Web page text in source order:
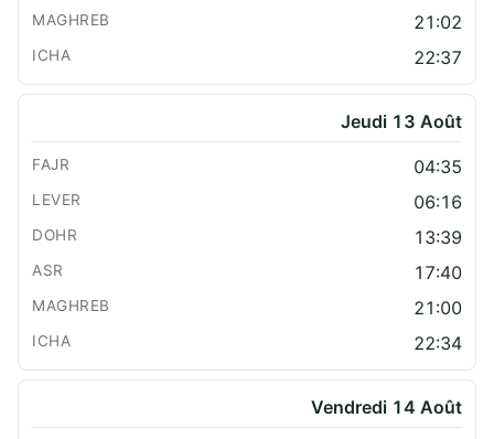
21:02
22:37
Jeudi 13 Août
04:35
06:16
13:39
17:40
21:00
22:34
Vendredi 14 Août